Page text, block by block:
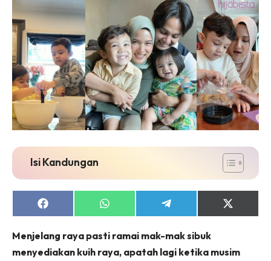
Isi Kandungan
Share
on
Share
on
Share
on
Share
on
Menjelang raya pasti ramai mak-mak sibuk
menyediakan kuih raya, apatah lagi ketika musim